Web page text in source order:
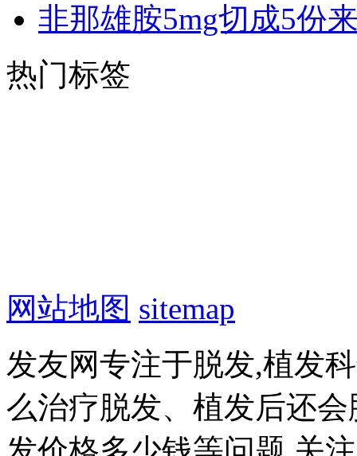
非那雄胺5mg切成5份
热门标签
网站地图 sitemap
发友网专注于脱发,植发
么治疗脱发、植发后还